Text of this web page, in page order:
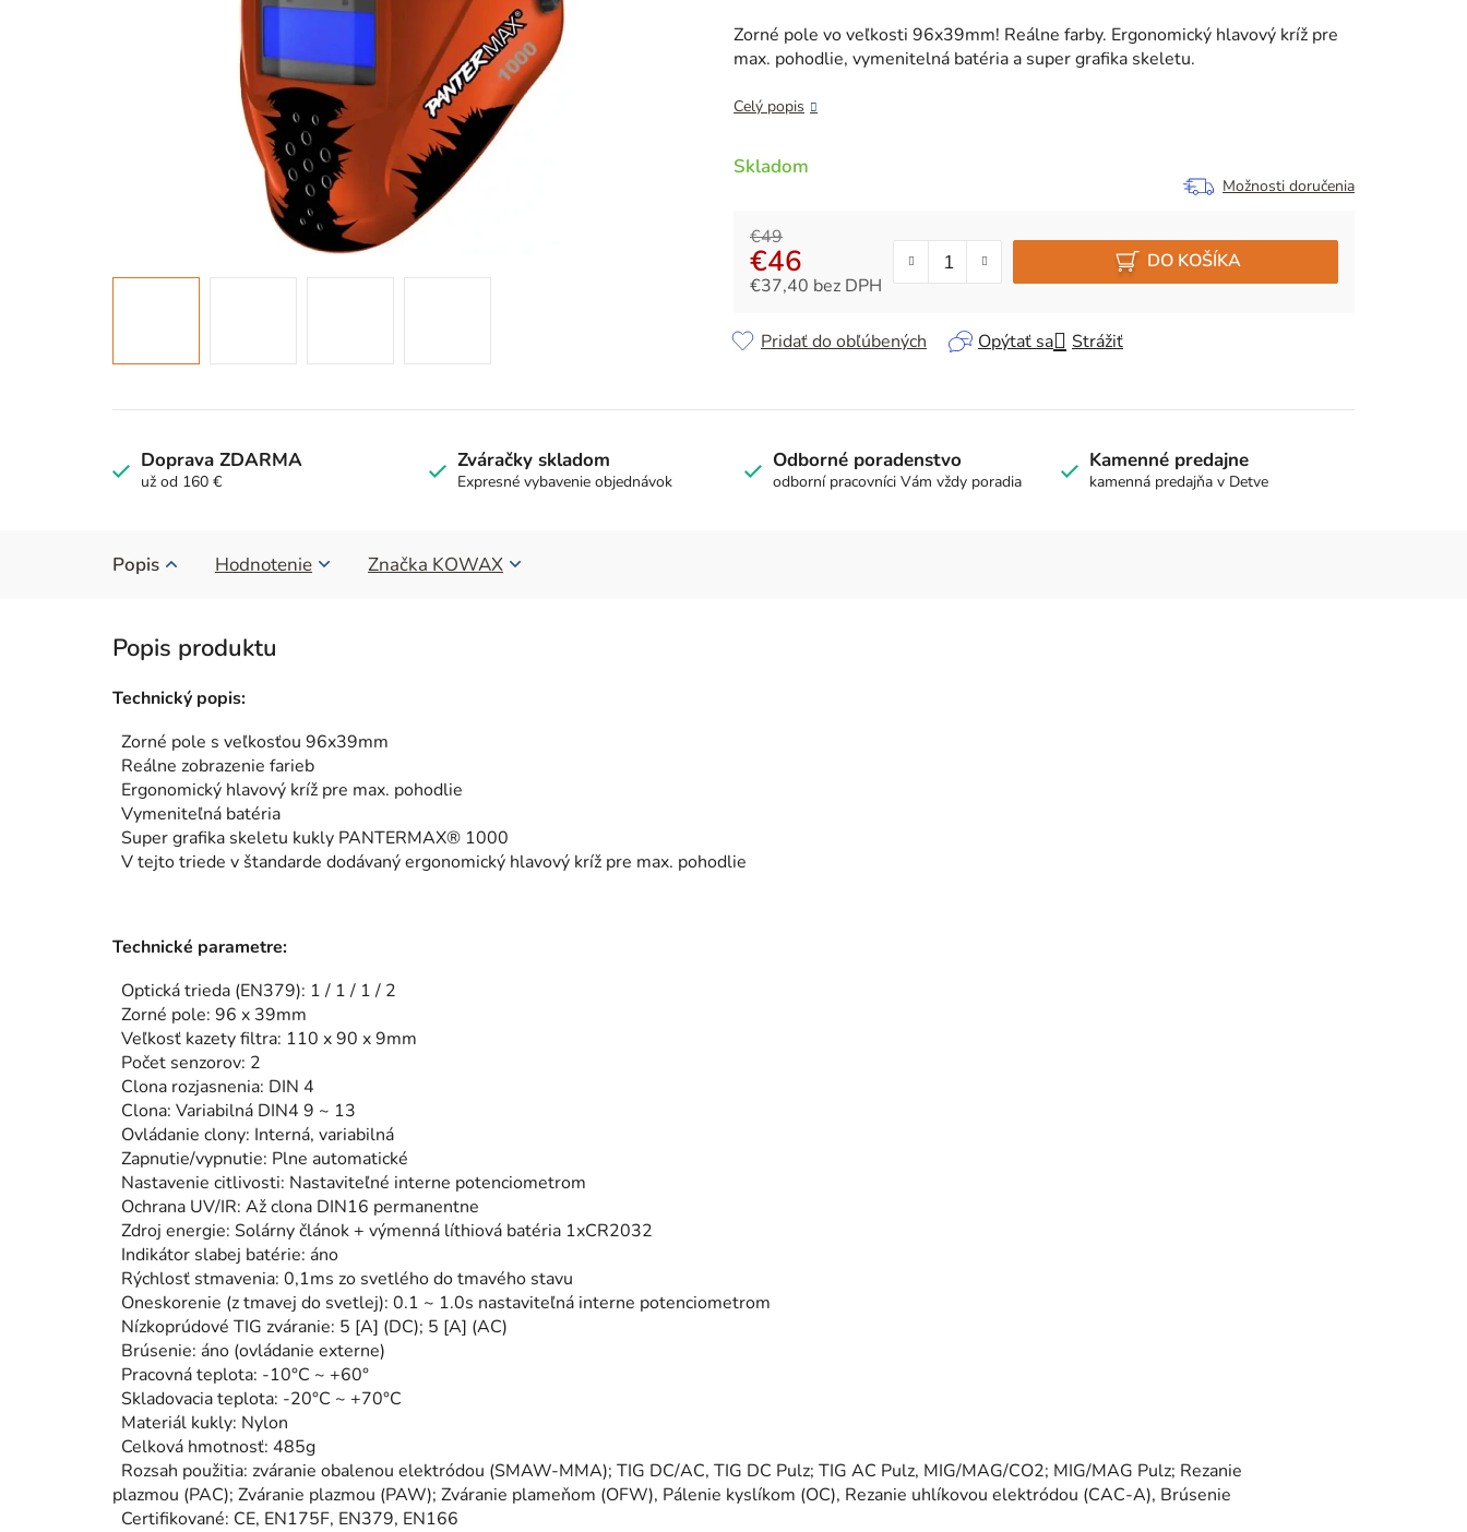
0,0
z
hviezdičiek.
Zorné pole vo veľkosti 96x39mm! Reálne farby. Ergonomický hlavový kríž pre
max. pohodlie, vymenitelná batéria a super grafika skeletu.
Celý popis
Skladom
Možnosti doručenia
€49
€46
€37,40 bez DPH
DO KOŠÍKA
Opýtať sa Strážiť
Pridať do obľúbených
Doprava ZDARMA
už od 160 €
Zváračky skladom
Expresné vybavenie objednávok
Odborné poradenstvo
odborní pracovníci Vám vždy poradia
Kamenné predajne
kamenná predajňa v Detve
Popis Hodnotenie Značka KOWAX
Technický popis:
Zorné pole s veľkosťou 96x39mm
Reálne zobrazenie farieb
Ergonomický hlavový kríž pre max. pohodlie
Vymeniteľná batéria
Super grafika skeletu kukly PANTERMAX® 1000
V tejto triede v štandarde dodávaný ergonomický hlavový kríž pre max. pohodlie
Technické parametre:
Optická trieda (EN379): 1 / 1 / 1 / 2
Zorné pole: 96 x 39mm
Veľkosť kazety filtra: 110 x 90 x 9mm
Počet senzorov: 2
Clona rozjasnenia: DIN 4
Clona: Variabilná DIN4 9 ~ 13
Ovládanie clony: Interná, variabilná
Zapnutie/vypnutie: Plne automatické
Nastavenie citlivosti: Nastaviteľné interne potenciometrom
Ochrana UV/IR: Až clona DIN16 permanentne
Zdroj energie: Solárny článok + výmenná líthiová batéria 1xCR2032
Indikátor slabej batérie: áno
Rýchlosť stmavenia: 0,1ms zo svetlého do tmavého stavu
Oneskorenie (z tmavej do svetlej): 0.1 ~ 1.0s nastaviteľná interne potenciometrom
Nízkoprúdové TIG zváranie: 5 [A] (DC); 5 [A] (AC)
Brúsenie: áno (ovládanie externe)
Pracovná teplota: -10°C ~ +60°
Skladovacia teplota: -20°C ~ +70°C
Materiál kukly: Nylon
Celková hmotnosť: 485g
Rozsah použitia: zváranie obalenou elektródou (SMAW-MMA); TIG DC/AC, TIG DC Pulz; TIG AC Pulz, MIG/MAG/CO2; MIG/MAG Pulz; Rezanie
plazmou (PAC); Zváranie plazmou (PAW); Zváranie plameňom (OFW), Pálenie kyslíkom (OC), Rezanie uhlíkovou elektródou (CAC-A), Brúsenie
Certifikované: CE, EN175F, EN379, EN166